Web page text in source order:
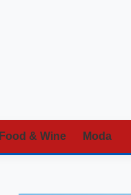
Food & Wine Moda